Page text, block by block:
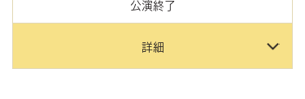
公演終了
詳細